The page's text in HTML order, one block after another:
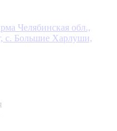
Челябинская обл.,
с. Большие Харлуши,